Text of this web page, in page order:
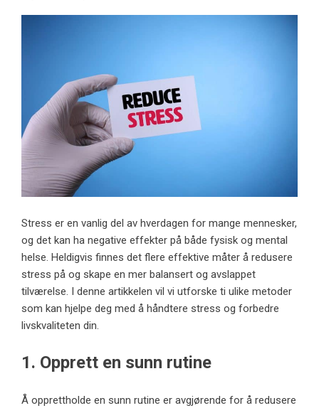
Stress er en vanlig del av hverdagen for mange mennesker,
og det kan ha negative effekter på både fysisk og mental
helse. Heldigvis finnes det flere effektive måter å redusere
stress på og skape en mer balansert og avslappet
tilværelse. I denne artikkelen vil vi utforske ti ulike metoder
som kan hjelpe deg med å håndtere stress og forbedre
livskvaliteten din.
1. Opprett en sunn rutine
Å opprettholde en sunn rutine er avgjørende for å redusere